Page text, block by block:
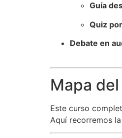
Guía
Quiz
Debate en
Mapa
Este curso
Aquí recorremos